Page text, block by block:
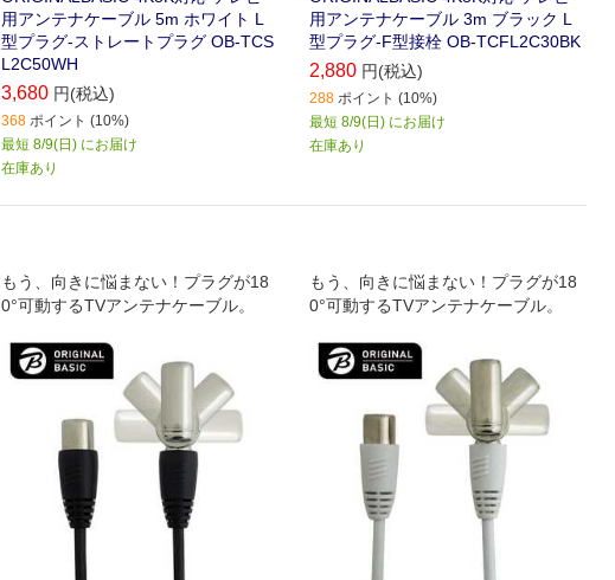
用アンテナケーブル 5m ホワイト L
型プラグ-ストレートプラグ OB-TCS
L2C50WH
3,680 円(税込)
368 ポイント (10%)
最短 8/9(日) にお届け
在庫あり
用アンテナケーブル 3m ブラック L
型プラグ-F型接栓 OB-TCFL2C30BK
2,880 円(税込)
288 ポイント (10%)
最短 8/9(日) にお届け
在庫あり
もう、向きに悩まない！プラグが18
0°可動するTVアンテナケーブル。
もう、向きに悩まない！プラグが18
0°可動するTVアンテナケーブル。